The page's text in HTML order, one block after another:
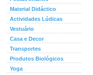
Material Didáctico
Actividades Lúdicas
Vestuário
Casa e Decor
Transportes
Produtos Biológicos
Yoga